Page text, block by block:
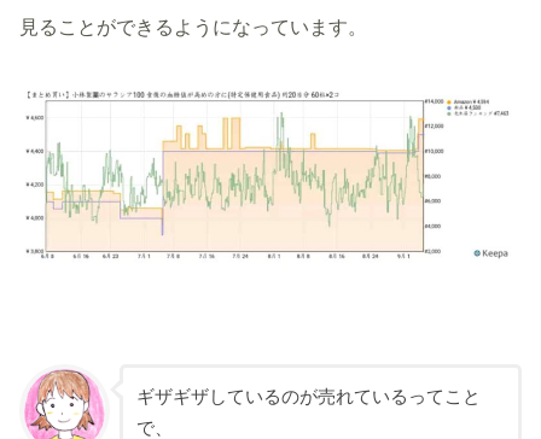
見ることができるようになっています。
ギザギザしているのが売れているってこと
で、